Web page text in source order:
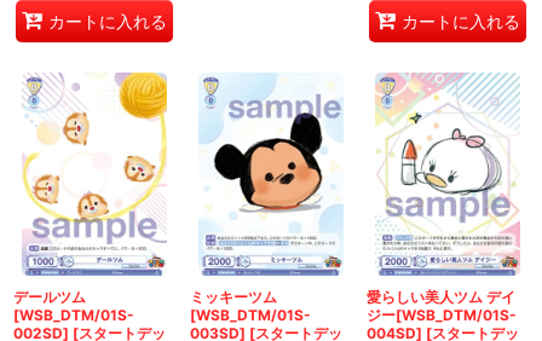
カートに入れる カートに入れる
デールツム
[WSB_DTM/01S-
002SD] [スタートデッ
ミッキーツム
[WSB_DTM/01S-
003SD] [スタートデッ
愛らしい美人ツム デイ
ジー[WSB_DTM/01S-
004SD] [スタートデッ